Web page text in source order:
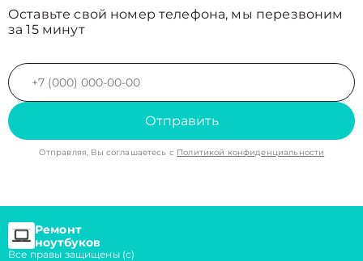
Оставьте свой номер телефона, мы перезвоним
за 15 минут
Отправить
Отправляя, Вы соглашаетесь с Политикой конфиденциальности
Ремонт
ноутбуков
Все правы защищены (с)